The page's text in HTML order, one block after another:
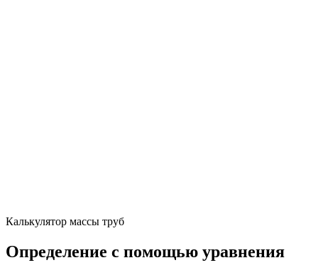
Калькулятор массы труб
Определение с помощью уравнения